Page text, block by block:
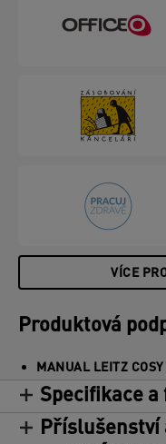
VÍCE
Produktová
MANUAL LEITZ
Specifikace a
Příslušenství